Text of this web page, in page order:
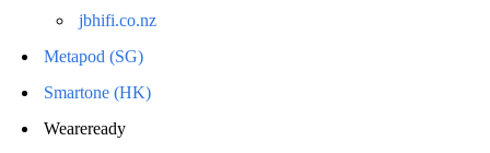
jbhifi.co.nz
Metapod (SG)
Smartone (HK)
Weareready